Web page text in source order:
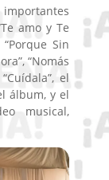
amo y Te
Sin
“Nomás
el
álbum, y el
musical,